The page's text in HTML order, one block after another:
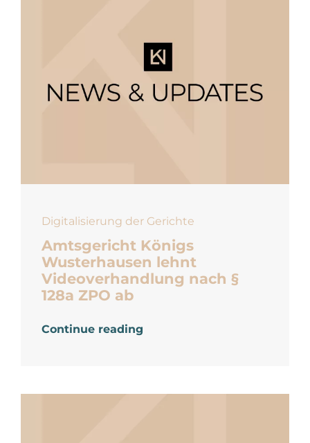
Digitalisierung der Gerichte
Amtsgericht Königs
Wusterhausen lehnt
Videoverhandlung nach §
128a ZPO ab
Continue reading